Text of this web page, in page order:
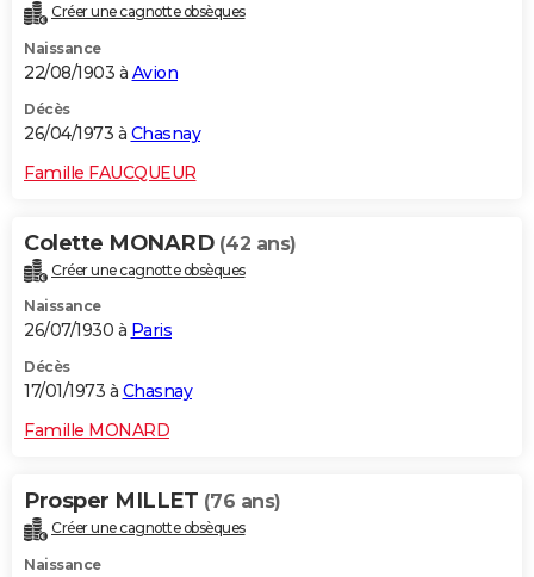
Créer une cagnotte obsèques
Naissance
22/08/1903 à Avion
Décès
26/04/1973 à Chasnay
Famille FAUCQUEUR
Colette MONARD (42 ans)
Créer une cagnotte obsèques
Naissance
26/07/1930 à Paris
Décès
17/01/1973 à Chasnay
Famille MONARD
Prosper MILLET (76 ans)
Créer une cagnotte obsèques
Naissance